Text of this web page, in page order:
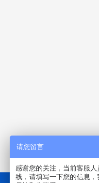
请您留言
感谢您的关注，当前客服人
线，请填写一下您的信息，